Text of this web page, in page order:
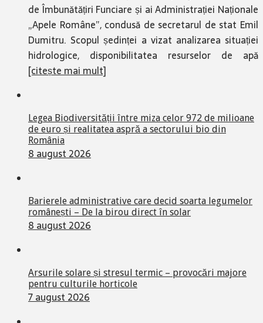
de Îmbunătățiri Funciare și ai Administrației Naționale
„Apele Române”, condusă de secretarul de stat Emil
Dumitru. Scopul ședinței a vizat analizarea situației
hidrologice, disponibilitatea resurselor de apă
[citește mai mult]
Legea Biodiversității între miza celor 972 de milioane
de euro și realitatea aspră a sectorului bio din
România
8 august 2026
Barierele administrative care decid soarta legumelor
românești – De la birou direct în solar
8 august 2026
Arsurile solare și stresul termic – provocări majore
pentru culturile horticole
7 august 2026